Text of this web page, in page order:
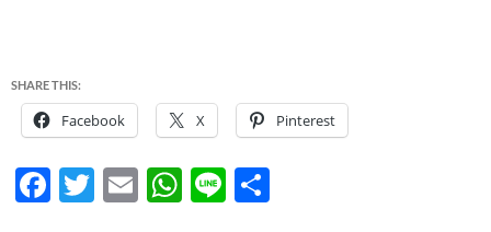
SHARE THIS:
Facebook X Pinterest
F
T
E
W Li